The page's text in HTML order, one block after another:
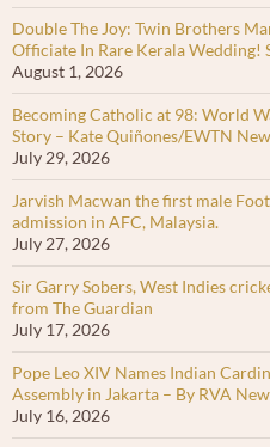
Double The Joy: Twin Brothers
Officiate In Rare Kerala Wedding!
August 1, 2026
Becoming Catholic at 98: World
Story – Kate Quiñones/EWTN
July 29, 2026
Jarvish Macwan the first male
admission in AFC, Malaysia.
July 27, 2026
Sir Garry Sobers, West Indies
from The Guardian
July 17, 2026
Pope Leo XIV Names Indian
Assembly in Jakarta – By RVA
July 16, 2026